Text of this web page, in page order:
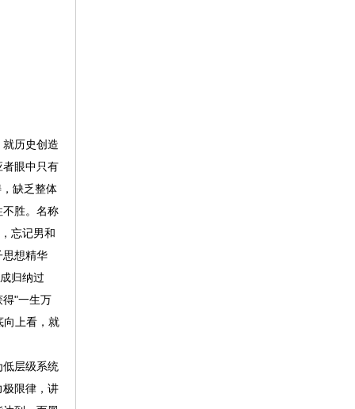
历史创造
眼中只有
缺乏整体
胜。名称
忘记男和
想精华
归纳过
"一生万
上看，就
层级系统
限律，讲